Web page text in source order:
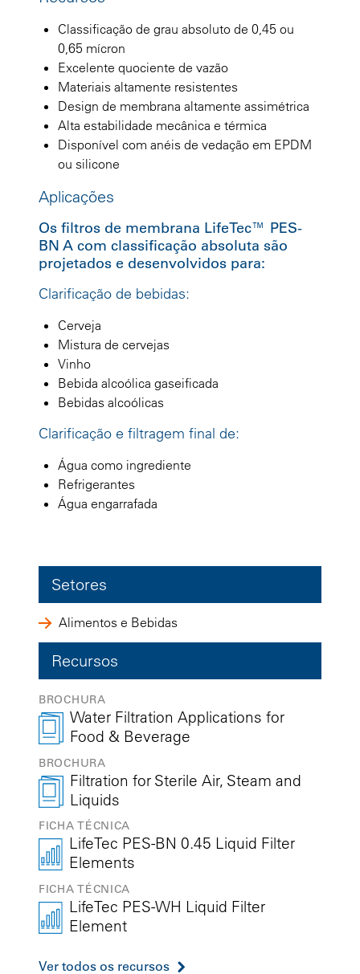
Classificação de grau absoluto de 0,45 ou
0,65 mícron
Excelente quociente de vazão
Materiais altamente resistentes
Design de membrana altamente assimétrica
Alta estabilidade mecânica e térmica
Disponível com anéis de vedação em EPDM
ou silicone
Aplicações
Os filtros de membrana LifeTec™ PES-
BN A com classificação absoluta são
projetados e desenvolvidos para:
Clarificação de bebidas:
Cerveja
Mistura de cervejas
Vinho
Bebida alcoólica gaseificada
Bebidas alcoólicas
Clarificação e filtragem final de:
Água como ingrediente
Refrigerantes
Água engarrafada
Setores
Alimentos e Bebidas
Recursos
BROCHURA
Water Filtration Applications for
Food & Beverage
BROCHURA
Filtration for Sterile Air, Steam and
Liquids
FICHA TÉCNICA
LifeTec PES-BN 0.45 Liquid Filter
Elements
FICHA TÉCNICA
LifeTec PES-WH Liquid Filter
Element
Ver todos os recursos